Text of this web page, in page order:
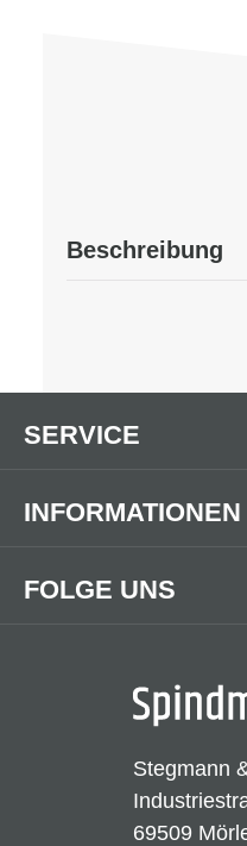
Beschreibung
Stegmann
69509
FOLGE UNS
SERVICE
INFORMATIONEN